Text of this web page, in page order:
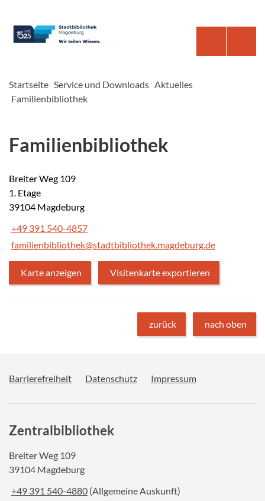
Startseite Service und Downloads Aktuelles
Familienbibliothek
Familienbibliothek
Breiter Weg 109
1. Etage
39104 Magdeburg
+49 391 540-4857
familienbibliothek@stadtbibliothek.magdeburg.de
Karte anzeigen Visitenkarte exportieren
zurück nach oben
Barrierefreiheit Datenschutz Impressum
Zentralbibliothek
Breiter Weg 109
39104 Magdeburg
+49 391 540-4880 (Allgemeine Auskunft)